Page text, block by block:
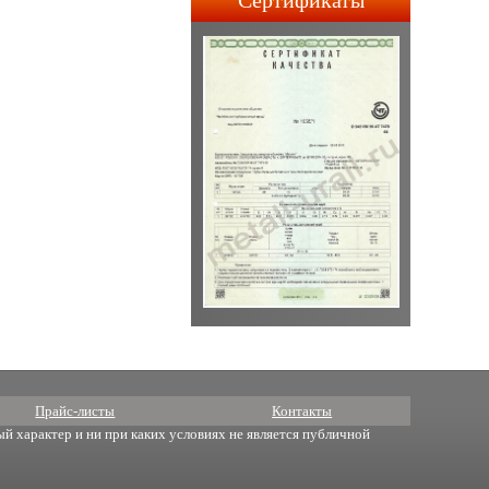
строительства АПЛ 4-го и
5-го поколений.
Прайс-листы Контакты
характер и ни при каких условиях не является публичной